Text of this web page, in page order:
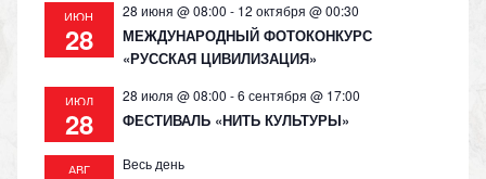
ИЮН
28
28 июня @ 08:00 - 12 октября @ 00:30
МЕЖДУНАРОДНЫЙ ФОТОКОНКУРС
«РУССКАЯ ЦИВИЛИЗАЦИЯ»
ИЮЛ
28
28 июля @ 08:00 -6 сентября @ 17:00
ФЕСТИВАЛЬ «НИТЬ КУЛЬТУРЫ»
АВГ Весь день